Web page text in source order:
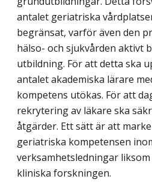
antalet geriatriska
begränsat, varför även den
hälso- och sjukvården aktivt
utbildning. För att detta ska
antalet akademiska lärare
kompetens utökas. För att
rekrytering av läkare ska
åtgärder. Ett sätt är att
geriatriska kompetensen
verksamhetsledningar
kliniska forskningen.